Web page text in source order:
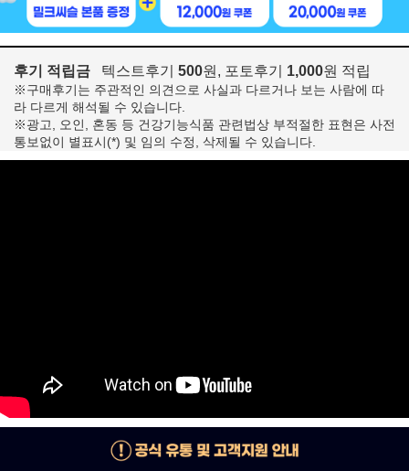
후기 적립금 텍스트후기 500원, 포토후기 1,000원 적립
※구매후기는 주관적인 의견으로 사실과 다르거나 보는 사람에 따
라 다르게 해석될 수 있습니다.
※광고, 오인, 혼동 등 건강기능식품 관련법상 부적절한 표현은 사전
통보없이 별표시(*) 및 임의 수정, 삭제될 수 있습니다.